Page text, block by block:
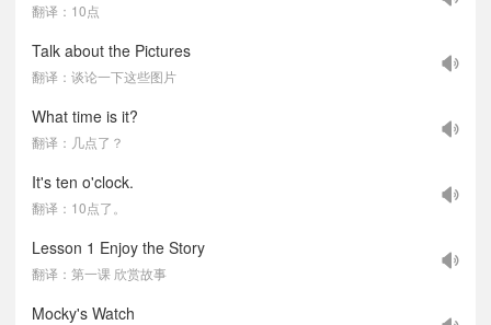
翻译：10点
Talk about the Pictures
翻译：谈论一下这些图片
What time is it?
翻译：几点了？
It's ten o'clock.
翻译：10点了。
Lesson 1 Enjoy the Story
翻译：第一课 欣赏故事
Mocky's Watch